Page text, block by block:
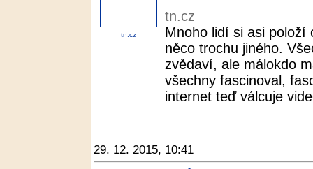
tn.cz
tn.cz
Mnoho lidí si asi položí
něco trochu jiného.
zvědaví, ale málokdo
všechny fascinoval,
internet teď válcuje
29. 12. 2015, 10:41